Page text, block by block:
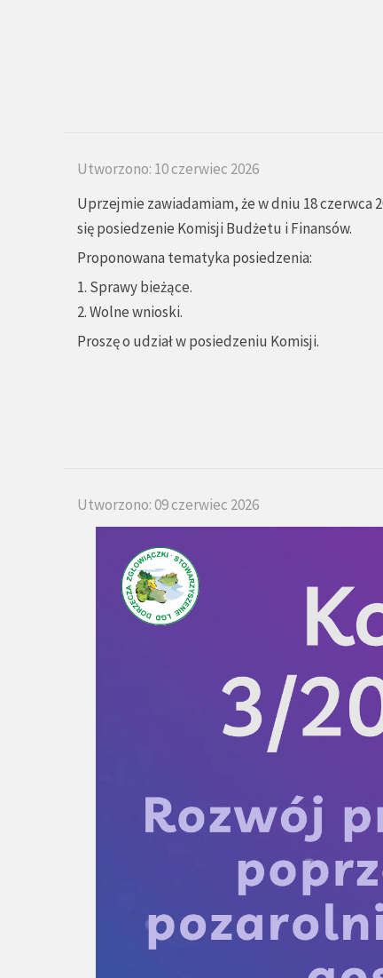
Utworzono: 10 czerwiec 2026
Uprzejmie zawiadamiam, że w dniu 18 czerwca
się posiedzenie Komisji Budżetu i Finansów.
Proponowana tematyka posiedzenia:
1. Sprawy bieżące.
2. Wolne wnioski.
Proszę o udział w posiedzeniu Komisji.
Utworzono: 09 czerwiec 2026